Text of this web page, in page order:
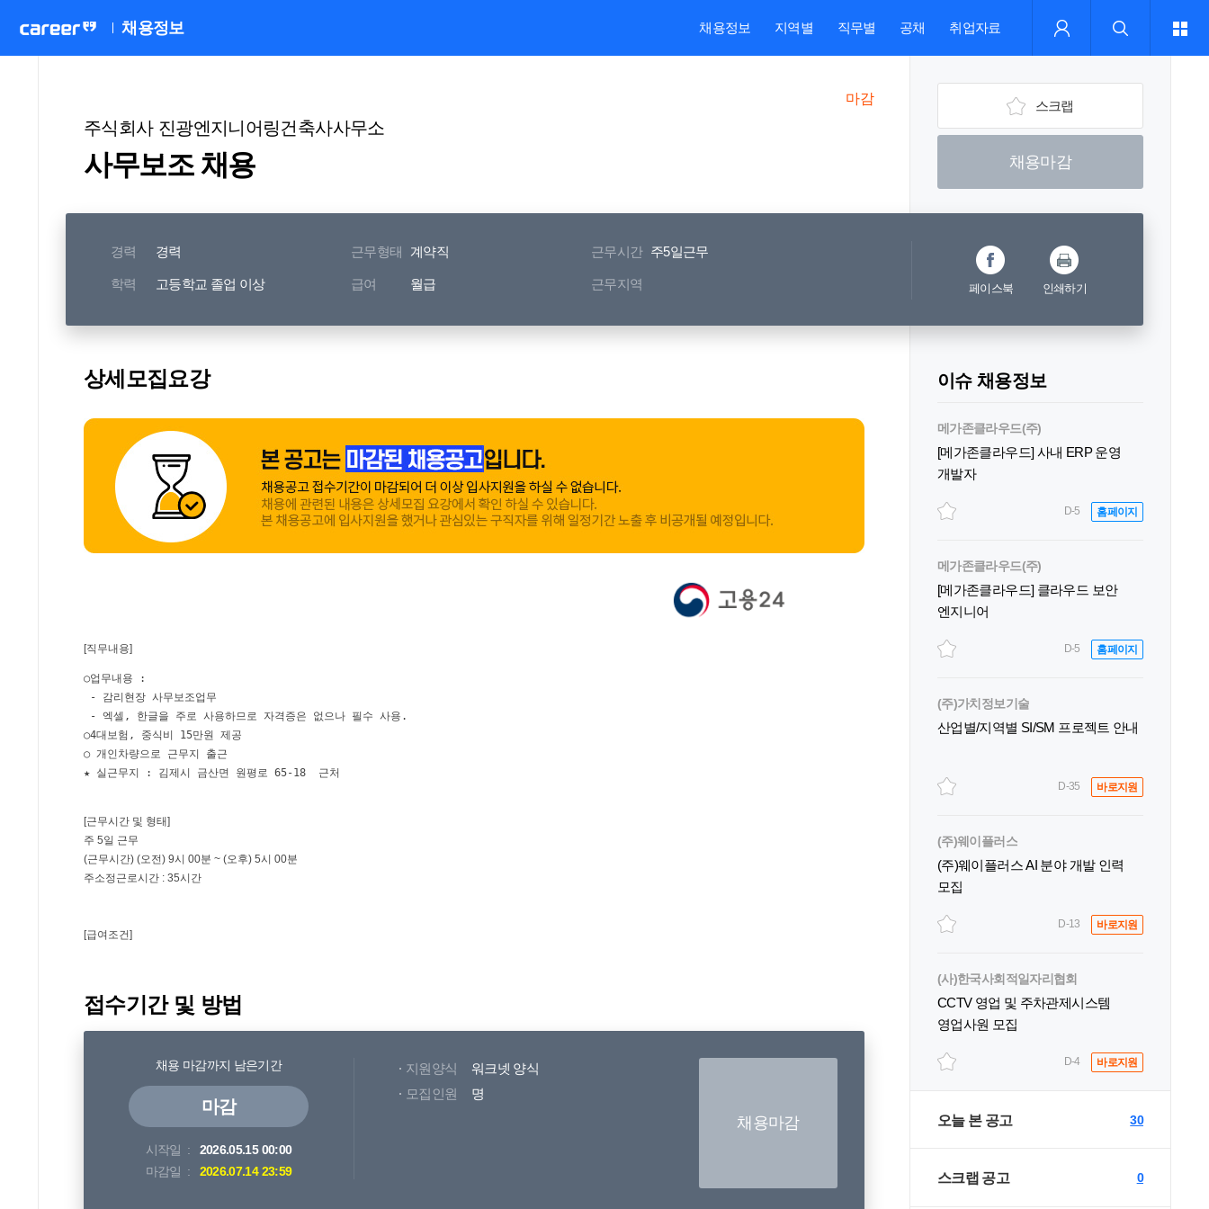
채용정보 채용정보 지역별 직무별 공채 취업자료
주식회사 진광엔지니어링건축사사무소
사무보조 채용
마감 스크랩
채용마감
경력 경력 근무형태 계약직 근무시간 주5일근무
학력 고등학교 졸업 이상 급여 월급 근무지역 페이스북 인쇄하기
상세모집요강
접수기간 및 방법
채용 마감까지 남은기간
마감
시작일
2026.05.15 00:00
마감일
2026.07.14 23:59
지원양식
워크넷 양식
모집인원
명
채용마감
이슈 채용정보
메가존클라우드(주)
[메가존클라우드] 사내 ERP 운영
개발자
D-5 홈페이지
메가존클라우드(주)
[메가존클라우드] 클라우드 보안
엔지니어
D-5 홈페이지
(주)가치정보기술
산업별/지역별 SI/SM 프로젝트 안내
D-35 바로지원
(주)웨이플러스
(주)웨이플러스 AI 분야 개발 인력
모집
D-13 바로지원
(사)한국사회적일자리협회
CCTV 영업 및 주차관제시스템
영업사원 모집
D-4 바로지원
오늘 본 공고 30
스크랩 공고 0